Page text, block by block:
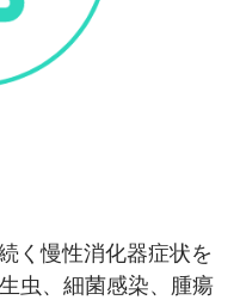
く慢性消化器​症状を
虫、細菌感染、腫瘍​